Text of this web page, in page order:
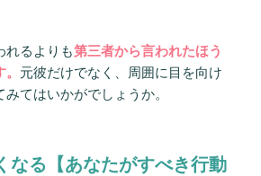
れるよりも第三者から言われたほう
元彼だけでなく、周囲に目を向け
てはいかがでしょうか。
なる【あなたがすべき行動